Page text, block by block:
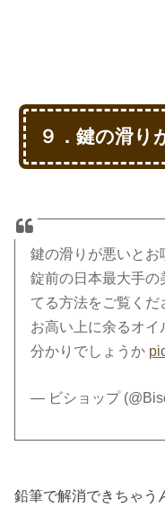
９．鍵の滑り
鍵の滑りが悪いとお
錠前の日本最大手の
てる方法をご覧くだ
お高い上に余るオ
分かりでしょうか
— ビショップ
鉛筆で解消できちゃう